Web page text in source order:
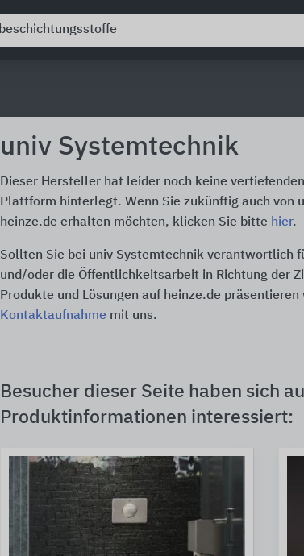
univ Systemtechnik
Dieser Hersteller hat leider noch keine
Plattform hinterlegt. Wenn Sie zukünftig auch von
heinze.de erhalten möchten, klicken Sie bitte hier.
Sollten Sie bei univ Systemtechnik verantwortlich
und/oder die Öffentlichkeitsarbeit in Richtung der
Produkte und Lösungen auf heinze.de
Kontaktaufnahme mit uns.
Besucher dieser Seite haben sich
Produktinformationen interessiert: